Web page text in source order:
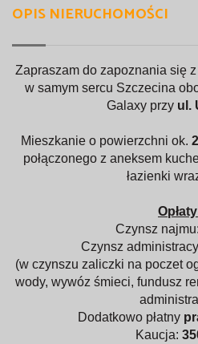
OPIS NIERUCHOMOŚCI
Zapraszam do zapoznania się
w samym sercu Szczecina
Galaxy przy ul.
Mieszkanie o powierzchni ok.
połączonego z aneksem
łazienki
Czynsz najmu:
Czynsz
(w czynszu zaliczki na poczet
wody, wywóz śmieci, fundusz
Dodatkowo płatny
Kaucja: